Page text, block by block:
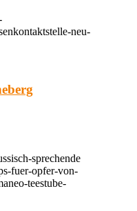
neu-
sprechende
fuer-opfer-von-
teestube-